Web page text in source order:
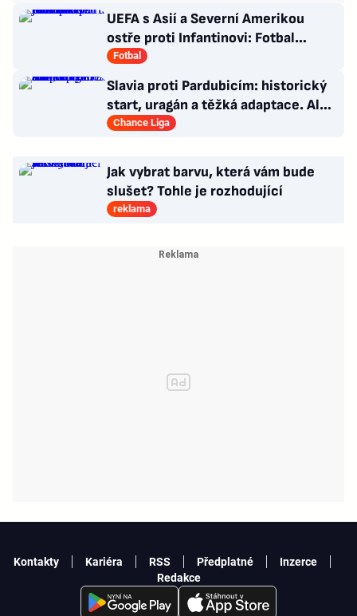
UEFA s Asií a Severní Amerikou
ostře proti Infantinovi: Fotbal
nepatří žádnému jednotlivci
Fotbal
Slavia proti Pardubicím: historický
start, uragán a těžká adaptace. Ale i
smutná událost
Chance Liga
Jak vybrat barvu, která vám bude
slušet? Tohle je rozhodující
reklama
Kontakty Kariéra RSS Předplatné
Inzerce
Redakce